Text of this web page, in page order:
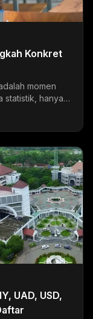
Konkret
momen
statistik, hanya
UAD, USD,